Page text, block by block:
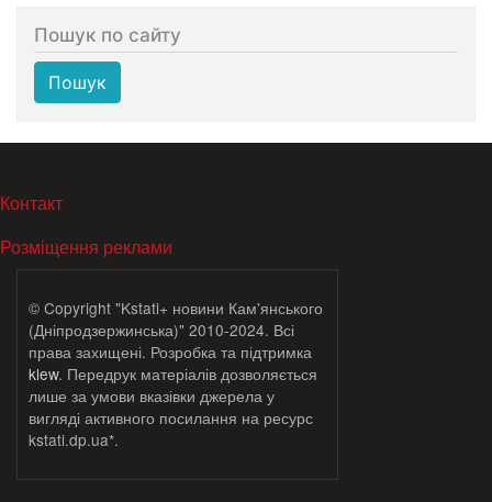
Пошук по сайту
Пошук
МЕНЮ В ПОДВАЛЕ
Контакт
Розміщення реклами
© Copyright "Kstati+ новини Кам'янського
(Дніпродзержинська)" 2010-2024. Всі
права захищені. Розробка та підтримка
klew. Передрук матеріалів дозволяється
лише за умови вказівки джерела у
вигляді активного посилання на ресурс
kstati.dp.ua*.